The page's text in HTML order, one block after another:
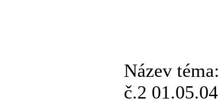
Název
č.2